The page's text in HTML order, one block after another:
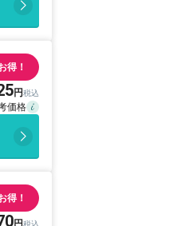
得！
得！